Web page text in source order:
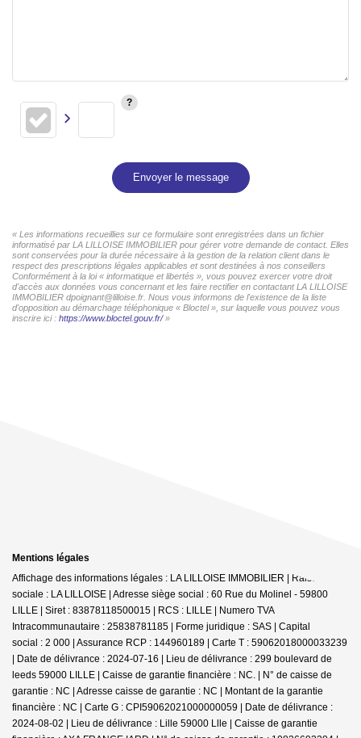
Envoyer le message
« Les informations recueillies sur ce formulaire sont enregistrées dans un fichier
informatisé par LA LILLOISE IMMOBILIER pour gérer votre demande de contact. Elles
sont conservées pour la durée nécessaire à la gestion de la relation client dans le
respect des prescriptions légales applicables et sont destinées à nos conseillers
Conformément à la loi « informatique et libertés », vous pouvez exercer votre droit
d'accès aux données vous concernant et les faire rectifier en contactant LA LILLOISE
IMMOBILIER dpoignant@lilloise.fr. Nous vous informons de l'existence de la liste
d'opposition au démarchage téléphonique « Bloctel », sur laquelle vous pouvez vous
inscrire ici : https://www.bloctel.gouv.fr/»
Mentions légales
Affichage des informations légales : LA LILLOISE IMMOBILIER | Raison
sociale : LA LILLOISE | Adresse siège social : 60 Rue du Molinel - 59800
LILLE | Siret : 83878118500015 | RCS : LILLE | Numero TVA
Intracommunautaire : 25838781185 | Forme juridique : SAS | Capital
social : 2 000 | Assurance RCP : 144960189 | Carte T : 59062018000033239
| Date de délivrance : 2024-07-16 | Lieu de délivrance : 299 boulevard de
leeds 59000 LILLE | Caisse de garantie financière : NC. | N° de caisse de
garantie : NC | Adresse caisse de garantie : NC | Montant de la garantie
financière : NC | Carte G : CPI59062021000000059 | Date de délivrance :
2024-08-02 | Lieu de délivrance : Lille 59000 Llle | Caisse de garantie